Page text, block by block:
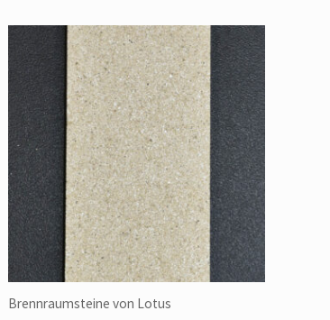
Brennraumsteine von Lotus